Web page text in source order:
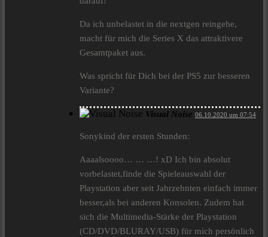
Da ich unbelastet in die nextgen reingehe,
macht für mich die Series X das attraktivere
Gesamtpaket aus.
Was spricht für Dich bei der PS5 zur besseren
Variante?
Visual Noise 06.10.2020 um 07:54
Sonykind der ersten Stunden:
Aaaalsoooo… … …! xD Ich bin absolut
vorbelastet,finde die Spieleauswahl der
Playstation aber seit Jahrzehnten einfach immer
besser,als bei anderen Konsolen. Zudem hat
sich die Multimedia-Stärke der Playstation
(CD/DVD/BLURAY/USB) für mich persönlich